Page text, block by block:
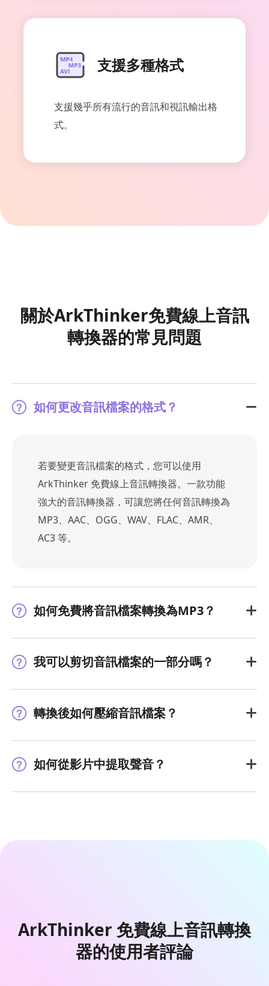
支援多種格式
支援幾乎所有流行的音訊和視訊輸出格
式。
關於ArkThinker免費線上音訊
轉換器的常見問題
如何更改音訊檔案的格式？
若要變更音訊檔案的格式，您可以使用
ArkThinker 免費線上音訊轉換器。一款功能
強大的音訊轉換器，可讓您將任何音訊轉換為
MP3、AAC、OGG、WAV、FLAC、AMR、
AC3 等。
如何免費將音訊檔案轉換為MP3？
我可以剪切音訊檔案的一部分嗎？
轉換後如何壓縮音訊檔案？
如何從影片中提取聲音？
ArkThinker 免費線上音訊轉換
器的使用者評論